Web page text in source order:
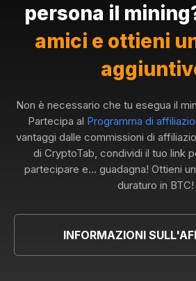
persona il
amici e ottieni
Non è necessario che tu esegua il
Partecipa al Programma di
vantaggi dalle commissioni di
di CryptoTab, condividi il tuo link
partecipare e... guadagna! Ottieni
duraturo in BTC!
INFORMAZIONI